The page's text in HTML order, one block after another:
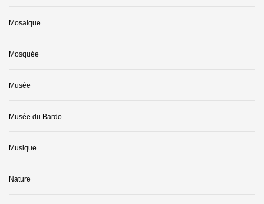
Mosaique
Mosquée
Musée
Musée du Bardo
Musique
Nature